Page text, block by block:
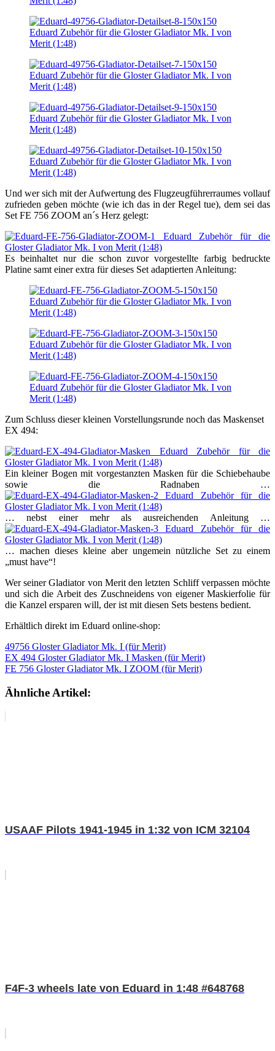
Und wer sich mit der Aufwertung des Flugzeugführerraumes vollauf
zufrieden geben möchte (wie ich das in der Regel tue), dem sei das
Set FE 756 ZOOM an´s Herz gelegt:
Es beinhaltet nur die schon zuvor vorgestellte farbig bedruckte
Platine samt einer extra für dieses Set adaptierten Anleitung:
Zum Schluss dieser kleinen Vorstellungsrunde noch das Maskenset
EX 494:
Ein kleiner Bogen mit vorgestanzten Masken für die Schiebehaube
sowie die Radnaben …
… nebst einer mehr als ausreichenden Anleitung …
… machen dieses kleine aber ungemein nützliche Set zu einem
„must have“!
Wer seiner Gladiator von Merit den letzten Schliff verpassen möchte
und sich die Arbeit des Zuschneidens von eigener Maskierfolie für
die Kanzel ersparen will, der ist mit diesen Sets bestens bedient.
Erhältlich direkt im Eduard online-shop:
49756 Gloster Gladiator Mk. I (für Merit)
EX 494 Gloster Gladiator Mk. I Masken (für Merit)
FE 756 Gloster Gladiator Mk. I ZOOM (für Merit)
Ähnliche Artikel:
USAAF Pilots 1941-1945 in 1:32 von ICM 32104
F4F-3 wheels late von Eduard in 1:48 #648768